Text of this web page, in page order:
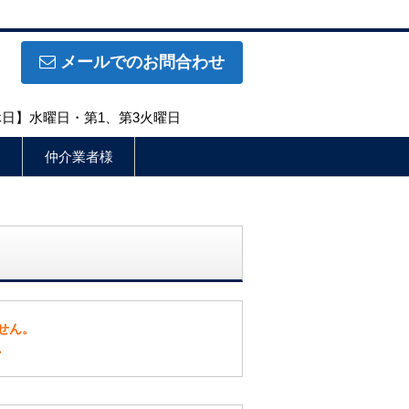
メールでのお問合わせ
】水曜日・第1、第3火曜日
仲介業者様
。